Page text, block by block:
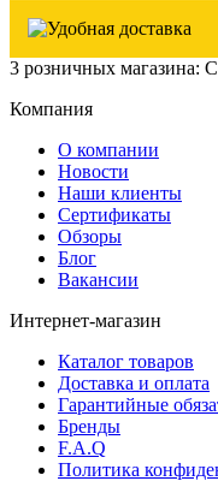
3 розничных магазина:
Компания
О компании
Новости
Наши клиенты
Сертификаты
Обзоры
Блог
Вакансии
Интернет-магазин
Каталог товаров
Доставка и оплата
Гарантийные
Бренды
F.A.Q
Политика